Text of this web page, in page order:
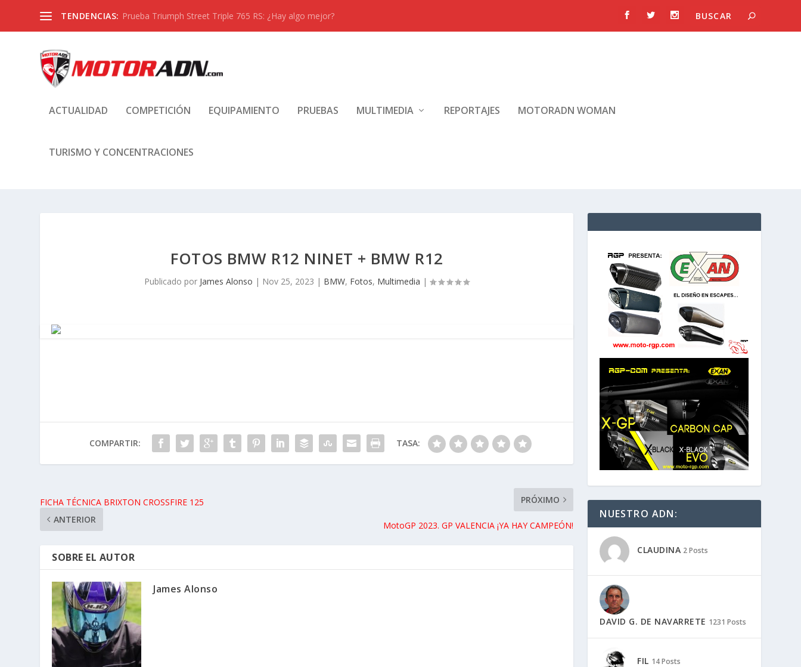
TENDENCIAS: Prueba Triumph Street Triple 765 RS: ¿Hay algo mejor?
ACTUALIDAD COMPETICIÓN EQUIPAMIENTO PRUEBAS MULTIMEDIA REPORTAJES MOTORADN WOMAN
TURISMO Y CONCENTRACIONES
FOTOS BMW R12 NINET + BMW R12
Publicado por James Alonso | Nov 25, 2023 | BMW, Fotos, Multimedia |
COMPARTIR: TASA:
FICHA TÉCNICA BRIXTON CROSSFIRE 125
ANTERIOR
PRÓXIMO
MotoGP 2023. GP VALENCIA ¡YA HAY CAMPEÓN!
SOBRE EL AUTOR
James Alonso
NUESTRO ADN:
CLAUDINA 2 Posts
DAVID G. DE NAVARRETE 1231 Posts
FIL 14 Posts